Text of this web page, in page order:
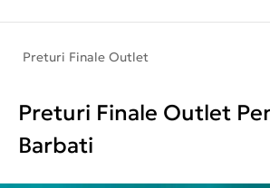
Preturi Finale Outlet
Preturi Finale Outlet
Barbati